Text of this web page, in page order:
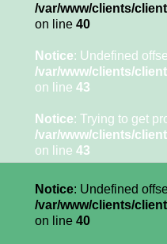
/var/www/clients/
on line 40
Notice: Undefined
/var/www/clients/
on line 43
Notice: Trying to get
/var/www/clients/
on line 43
Notice: Undefined
/var/www/clients/
on line 40